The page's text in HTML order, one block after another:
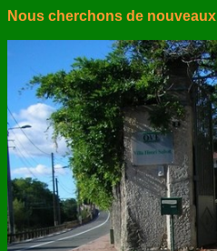
Nous cherchons de